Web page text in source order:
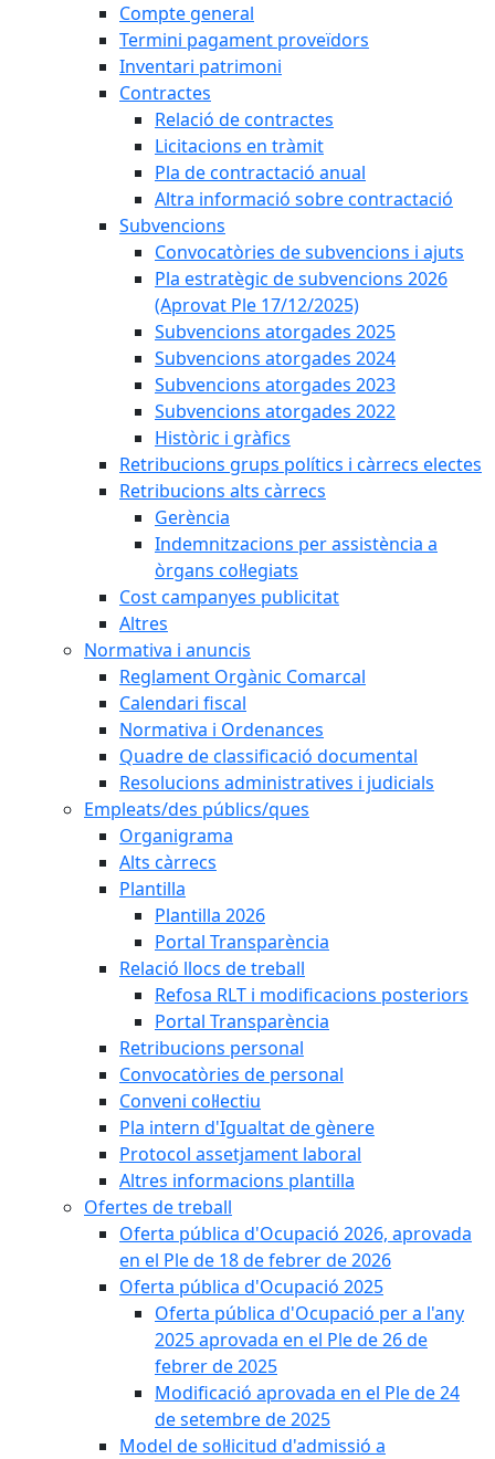
Compte general
Termini pagament proveïdors
Inventari patrimoni
Contractes
Relació de contractes
Licitacions en tràmit
Pla de contractació anual
Altra informació sobre contractació
Subvencions
Convocatòries de subvencions i ajuts
Pla estratègic de subvencions 2026
(Aprovat Ple 17/12/2025)
Subvencions atorgades 2025
Subvencions atorgades 2024
Subvencions atorgades 2023
Subvencions atorgades 2022
Històric i gràfics
Retribucions grups polítics i càrrecs electes
Retribucions alts càrrecs
Gerència
Indemnitzacions per assistència a
òrgans col·legiats
Cost campanyes publicitat
Altres
Normativa i anuncis
Reglament Orgànic Comarcal
Calendari fiscal
Normativa i Ordenances
Quadre de classificació documental
Resolucions administratives i judicials
Empleats/des públics/ques
Organigrama
Alts càrrecs
Plantilla
Plantilla 2026
Portal Transparència
Relació llocs de treball
Refosa RLT i modificacions posteriors
Portal Transparència
Retribucions personal
Convocatòries de personal
Conveni col·lectiu
Pla intern d'Igualtat de gènere
Protocol assetjament laboral
Altres informacions plantilla
Ofertes de treball
Oferta pública d'Ocupació 2026, aprovada
en el Ple de 18 de febrer de 2026
Oferta pública d'Ocupació 2025
Oferta pública d'Ocupació per a l'any
2025 aprovada en el Ple de 26 de
febrer de 2025
Modificació aprovada en el Ple de 24
de setembre de 2025
Model de sol·licitud d'admissió a